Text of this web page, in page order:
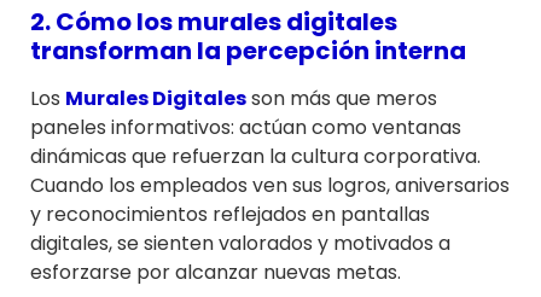
2. Cómo los murales digitales
transforman la percepción interna
Los Murales Digitalesson más que meros
paneles informativos: actúan como ventanas
dinámicas que refuerzan la cultura corporativa.
Cuando los empleados ven sus logros, aniversarios
y reconocimientos reflejados en pantallas
digitales, se sienten valorados y motivados a
esforzarse por alcanzar nuevas metas.